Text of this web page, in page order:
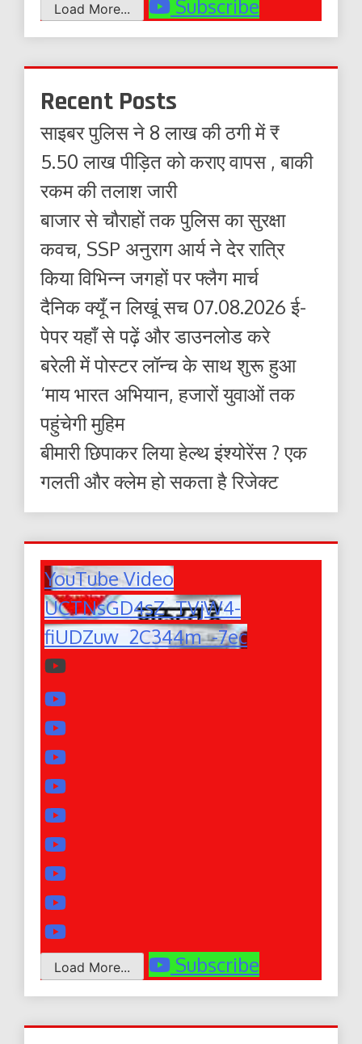
Load More... Subscribe
Recent Posts
साइबर पुलिस ने 8 लाख की ठगी में ₹
5.50 लाख पीड़ित को कराए वापस , बाकी
रकम की तलाश जारी
बाजार से चौराहों तक पुलिस का सुरक्षा
कवच, SSP अनुराग आर्य ने देर रात्रि
किया विभिन्न जगहों पर फ्लैग मार्च
दैनिक क्यूँ न लिखूं सच 07.08.2026 ई-
पेपर यहाँ से पढ़ें और डाउनलोड करे
बरेली में पोस्टर लॉन्च के साथ शुरू हुआ
‘माय भारत अभियान, हजारों युवाओं तक
पहुंचेगी मुहिम
बीमारी छिपाकर लिया हेल्थ इंश्योरेंस ? एक
गलती और क्लेम हो सकता है रिजेक्ट
YouTube Video
UCTNsGD4sZ_TVjW4-
fiUDZuw_2C344m_-7ec
Load More... Subscribe